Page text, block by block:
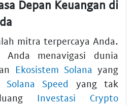
Depan Keuangan di
mitra terpercaya Anda.
Anda menavigasi dunia
Ekosistem Solana yang
Solana Speed yang tak
Investasi Crypto